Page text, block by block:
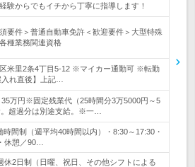
験からでもイチから丁寧に指導します！
要件＞普通自動車免許＜歓迎要件＞大型特殊
種業務関連資格
米里2条4丁目5-12 ※マイカー通勤可 ※転勤
れ直後】上記…
35万円※固定残業代（25時間分3万5000円～5
超過分は別途支給。※一…
間制（週平均40時間以内）・8:30～17:30・
休憩／90…
休2日制（日曜、祝日、その他シフトによる